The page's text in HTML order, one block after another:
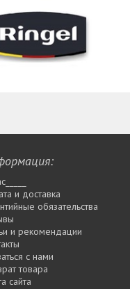
и доставка
обязательства
и рекомендации
с нами
товара
сайта